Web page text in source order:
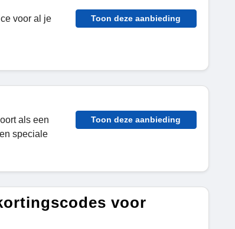
voor al je
Toon deze aanbieding
als een
speciale
Toon deze aanbieding
voor